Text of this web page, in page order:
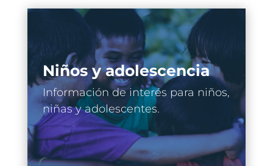
Niños y adolescencia
Información de interés para niños,
niñas y adolescentes.